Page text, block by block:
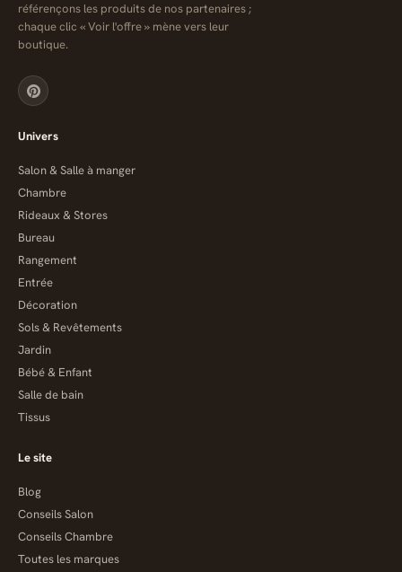
référençons les produits de nos partenaires ;
chaque clic « Voir l'offre » mène vers leur
boutique.
Univers
Salon & Salle à manger
Chambre
Rideaux & Stores
Bureau
Rangement
Entrée
Décoration
Sols & Revêtements
Jardin
Bébé & Enfant
Salle de bain
Tissus
Le site
Blog
Conseils Salon
Conseils Chambre
Toutes les marques